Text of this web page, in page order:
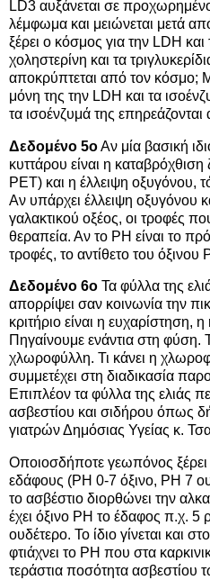
LD3 αυξάνεται σε
λέμφωμα και μειώνεται μετά
ξέρει ο κόσμος για την LDH
χοληστερίνη και τα
αποκρύπτεται από τον κόσμο;
μόνη της την LDH και τα
τα ισοένζυμά της
Δεδομένο 5οΑν μία βασική
κυττάρου είναι η
PET) και η έλλειψη οξυγόνου,
Αν υπάρχει έλλειψη οξυγόνου
γαλακτικού οξέος, οι τροφές
θεραπεία. Αν το PH είναι το
τροφές, το αντίθετο του
Δεδομένο 6ο Τα φύλλα της
απορρίψει σαν κοινωνία την
κριτήριο είναι η ευχαρίστηση,
Πηγαίνουμε ενάντια στη φύση.
χλωροφύλλη. Τι κάνει η
συμμετέχει στη διαδικασία
Επιπλέον τα φύλλα της ελιάς
ασβεστίου και σιδήρου όπως
γιατρών Δημόσιας Υγείας κ.
Οποιοσδήποτε γεωπόνος
εδάφους (PH 0-7 όξινο, PH 7
το ασβέστιο διορθώνει την
έχει όξινο PH το έδαφος π.χ. 5
ουδέτερο. Το ίδιο γίνεται και
φτιάχνει το PH που στα
τεράστια ποσότητα ασβεστίου